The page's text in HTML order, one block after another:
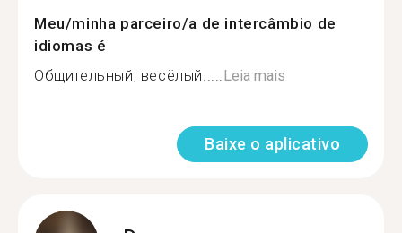
Meu/minha parceiro/a de intercâmbio de
idiomas é
Общительный, весёлый.....Leia mais
Baixe o aplicativo